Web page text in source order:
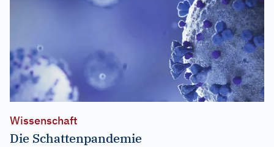
Wissenschaft
Die Schattenpandemie